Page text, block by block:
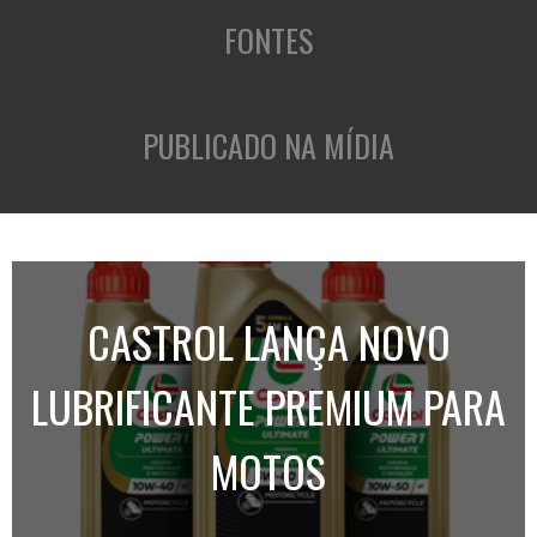
FONTES
PUBLICADO NA MÍDIA
CASTROL LANÇA NOVO
LUBRIFICANTE PREMIUM PARA
MOTOS